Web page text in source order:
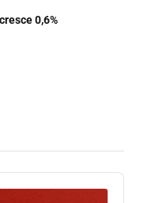
0,6%